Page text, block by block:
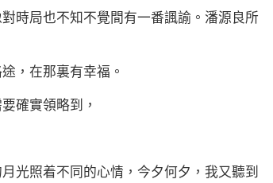
局也不知不覺間有一番諷諭。潘源良所
，在那裏有幸福。
確實領略到，
照着不同的心情，今夕何夕，我又聽到